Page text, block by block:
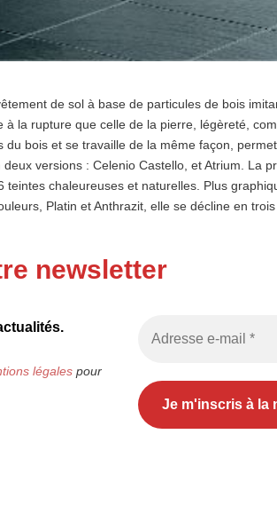
de sol à base de particules de bois
la rupture que celle de la pierre, légèreté,
bois et se travaille de la même façon,
versions : Celenio Castello, et Atrium. La
chaleureuses et naturelles. Plus
Platin et Anthrazit, elle se décline en
newsletter
légalespour